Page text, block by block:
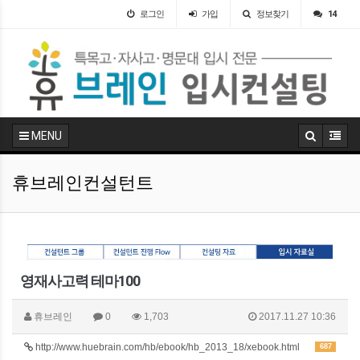
로그인 가입 정보찾기 14
MENU
휴브레인컨설턴트
영재사고력 테마100
휴브레인 0 1,703 2017.11.27 10:36
687
http://www.huebrain.com/hb/ebook/hb_2013_18/xebook.html